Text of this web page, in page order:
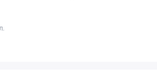
предоставляется скидка 10% (терм., в